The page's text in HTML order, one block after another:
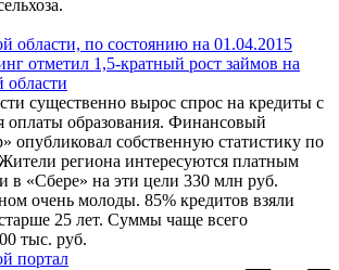
отметил 1,5-кратный рост займов на
области
существенно вырос спрос на кредиты с
оплаты образования. Финансовый
опубликовал собственную статистику по
региона интересуются платным
в «Сбере» на эти цели 330 млн руб.
очень молоды. 85% кредитов взяли
25 лет. Суммы чаще всего
тыс. руб.
портал